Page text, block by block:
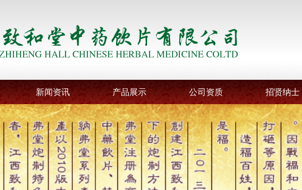
新闻资讯 产品展示 公司资质 招贤纳士